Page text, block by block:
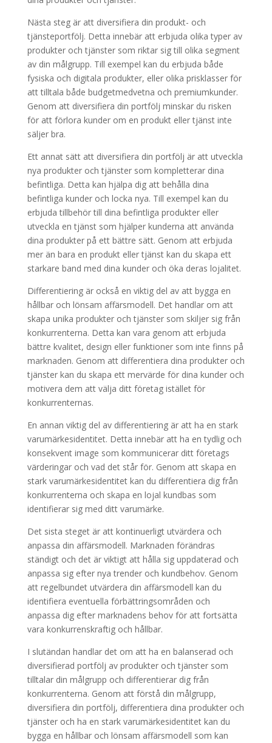
Nästa steg är att diversifiera din produkt- och
tjänsteportfölj. Detta innebär att erbjuda olika typer av
produkter och tjänster som riktar sig till olika segment
av din målgrupp. Till exempel kan du erbjuda både
fysiska och digitala produkter, eller olika prisklasser för
att tilltala både budgetmedvetna och premiumkunder.
Genom att diversifiera din portfölj minskar du risken
för att förlora kunder om en produkt eller tjänst inte
säljer bra.
Ett annat sätt att diversifiera din portfölj är att utveckla
nya produkter och tjänster som kompletterar dina
befintliga. Detta kan hjälpa dig att behålla dina
befintliga kunder och locka nya. Till exempel kan du
erbjuda tillbehör till dina befintliga produkter eller
utveckla en tjänst som hjälper kunderna att använda
dina produkter på ett bättre sätt. Genom att erbjuda
mer än bara en produkt eller tjänst kan du skapa ett
starkare band med dina kunder och öka deras lojalitet.
Differentiering är också en viktig del av att bygga en
hållbar och lönsam affärsmodell. Det handlar om att
skapa unika produkter och tjänster som skiljer sig från
konkurrenterna. Detta kan vara genom att erbjuda
bättre kvalitet, design eller funktioner som inte finns på
marknaden. Genom att differentiera dina produkter och
tjänster kan du skapa ett mervärde för dina kunder och
motivera dem att välja ditt företag istället för
konkurrenternas.
En annan viktig del av differentiering är att ha en stark
varumärkesidentitet. Detta innebär att ha en tydlig och
konsekvent image som kommunicerar ditt företags
värderingar och vad det står för. Genom att skapa en
stark varumärkesidentitet kan du differentiera dig från
konkurrenterna och skapa en lojal kundbas som
identifierar sig med ditt varumärke.
Det sista steget är att kontinuerligt utvärdera och
anpassa din affärsmodell. Marknaden förändras
ständigt och det är viktigt att hålla sig uppdaterad och
anpassa sig efter nya trender och kundbehov. Genom
att regelbundet utvärdera din affärsmodell kan du
identifiera eventuella förbättringsområden och
anpassa dig efter marknadens behov för att fortsätta
vara konkurrenskraftig och hållbar.
I slutändan handlar det om att ha en balanserad och
diversifierad portfölj av produkter och tjänster som
tilltalar din målgrupp och differentierar dig från
konkurrenterna. Genom att förstå din målgrupp,
diversifiera din portfölj, differentiera dina produkter och
tjänster och ha en stark varumärkesidentitet kan du
bygga en hållbar och lönsam affärsmodell som kan